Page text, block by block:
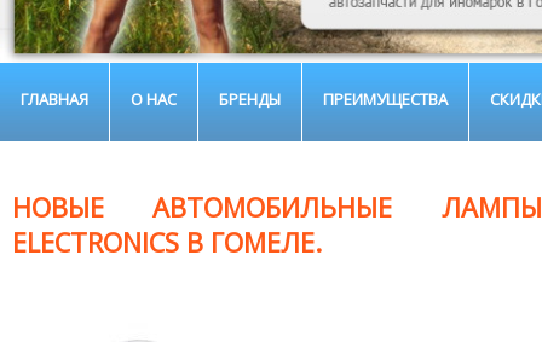
ГЛАВНАЯ О НАС БРЕНДЫ ПРЕИМУЩЕСТВА
НОВЫЕ АВТОМОБИЛЬНЫЕ
ELECTRONICS В ГОМЕЛЕ.